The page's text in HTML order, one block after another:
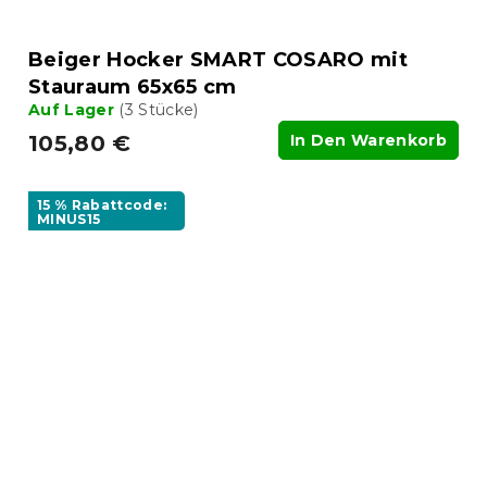
Beiger Hocker SMART COSARO mit
Stauraum 65x65 cm
Auf Lager (3 Stücke)
105,80 € In Den Warenkorb
15 % Rabattcode:
MINUS15